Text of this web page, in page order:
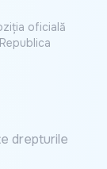
oficială
drepturile